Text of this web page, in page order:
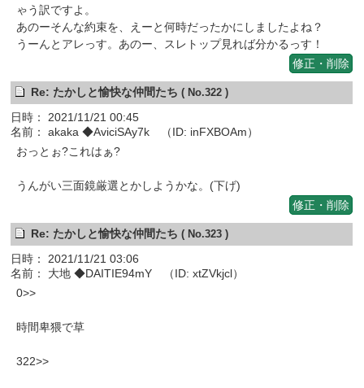
ゃう訳ですよ。
あのーそんな約束を、えーと何時だったかにしましたよね？
うーんとアレっす。あのー、スレトップ見れば分かるっす！
修正・削除
Re: たかしと愉快な仲間たち( No.322 )
日時： 2021/11/21 00:45
名前： akaka ◆AviciSAy7k （ID: inFXBOAm）
おっとぉ?これはぁ?
うんがい三面鏡厳選とかしようかな。(下げ)
修正・削除
Re: たかしと愉快な仲間たち( No.323 )
日時： 2021/11/21 03:06
名前： 大地 ◆DAITIE94mY （ID: xtZVkjcl）
0>>
時間卑猥で草
322>>